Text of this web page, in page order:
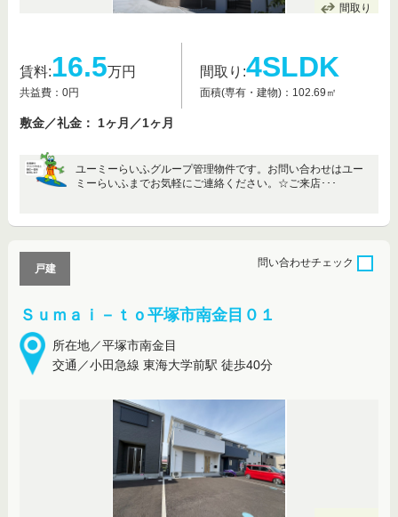
間取り
賃料:16.5万円
共益費：0円
間取り:4SLDK
面積(専有・建物)：102.69㎡
敷金／礼金： 1ヶ月／1ヶ月
ユーミーらいふグループ管理物件です。お問い合わせはユー
ミーらいふまでお気軽にご連絡ください。☆ご来店･･･
Ｓｕｍａｉ－ｔｏ平塚市南金目０１
所在地／平塚市南金目
交通／小田急線 東海大学前駅 徒歩40分
戸建
問い合わせチェック